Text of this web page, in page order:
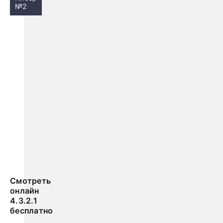
№2
Смотреть
онлайн
4.3.2.1
бесплатно